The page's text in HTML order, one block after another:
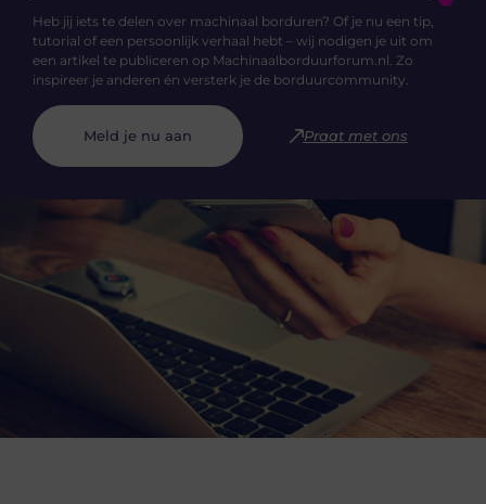
Heb jij iets te delen over machinaal borduren? Of je nu een tip,
tutorial of een persoonlijk verhaal hebt – wij nodigen je uit om
een artikel te publiceren op Machinaalborduurforum.nl. Zo
inspireer je anderen én versterk je de borduurcommunity.
Meld je nu aan Praat met ons